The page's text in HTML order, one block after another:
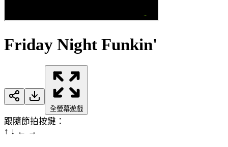
Friday Night Funkin'
全螢幕遊戲
跟隨節拍按鍵：
↑ ↓ ← →